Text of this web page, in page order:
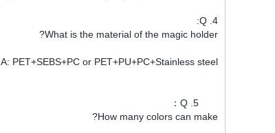
4. Q:
What is the material of the magic holder?
A: PET+SEBS+PC or PET+PU+PC+Stainless steel
How many colors can make?